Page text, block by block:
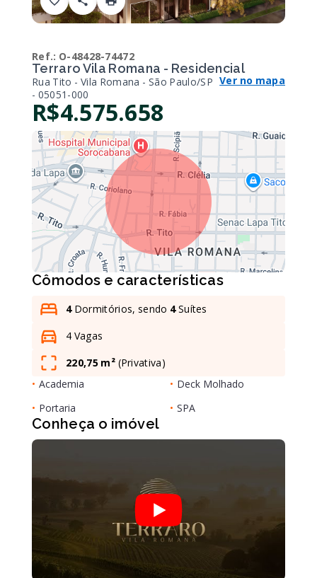
Ref.: O-48428-74472
Terraro Vila Romana - Residencial
Rua Tito - Vila Romana - São Paulo/SP
- 05051-000
Ver no mapa
R$4.575.658
Cômodos e características
4Dormitórios, sendo 4Suítes
4 Vagas
220,75 m² (Privativa)
• Academia • Deck Molhado
• Portaria • SPA
Conheça o imóvel